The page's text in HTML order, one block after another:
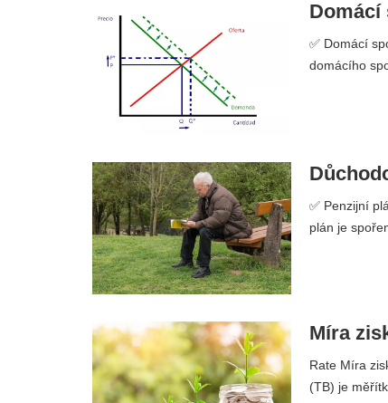
Domácí
✅ Domácí
domácího
✅ Penzijní
plán je
Míra
Rate Míra
(TB) je